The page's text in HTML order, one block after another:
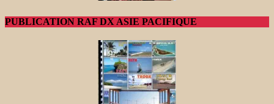
PUBLICATION RAF DX ASIE PACIFIQUE